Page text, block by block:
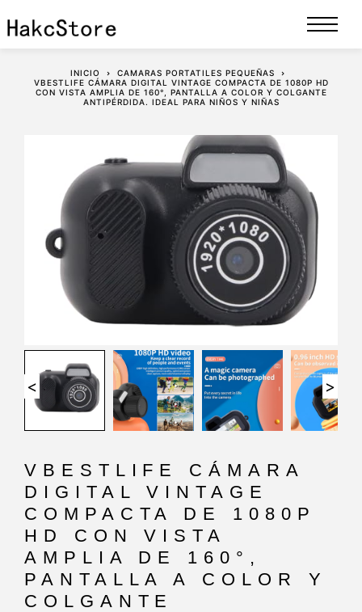
INICIO
CAMARAS PORTATILES PEQUEÑAS
VBESTLIFE CÁMARA DIGITAL VINTAGE COMPACTA DE 1080P HD
CON VISTA AMPLIA DE 160°, PANTALLA A COLOR Y COLGANTE
ANTIPÉRDIDA. IDEAL PARA NIÑOS Y NIÑAS
< >
VBESTLIFE CÁMARA
DIGITAL VINTAGE
COMPACTA DE 1080P
HD CON VISTA
AMPLIA DE 160°,
PANTALLA A COLOR Y
COLGANTE